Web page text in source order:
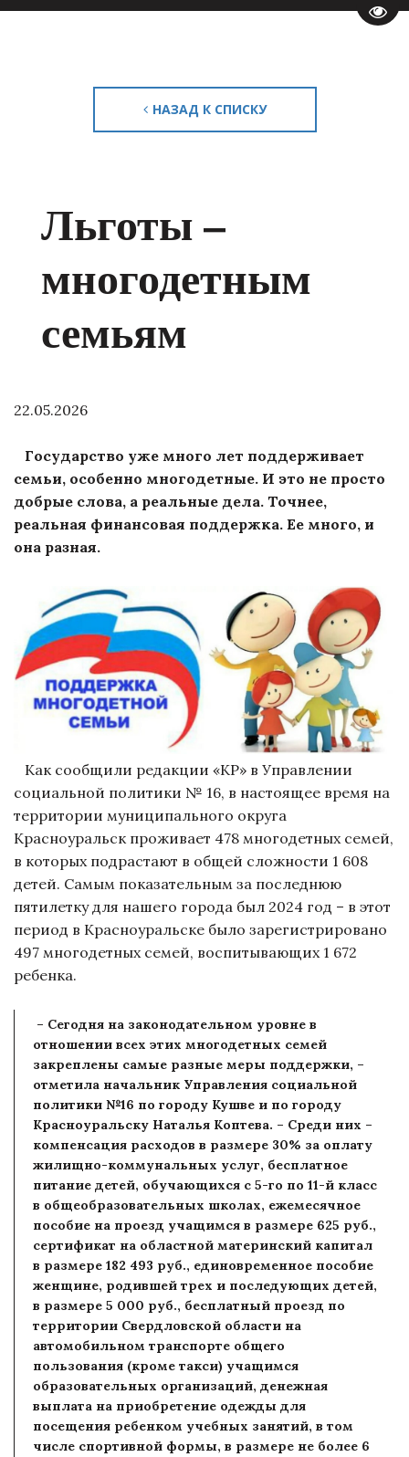
НАЗАД К СПИСКУ
Льготы –
многодетным
семьям
22.05.2026
Государство уже много лет поддерживает
семьи, особенно многодетные. И это не просто
добрые слова, а реальные дела. Точнее,
реальная финансовая поддержка. Ее много, и
она разная.
Как сообщили редакции «КР» в Управлении
социальной политики № 16, в настоящее время на
территории муниципального округа
Красноуральск проживает 478 многодетных семей,
в которых подрастают в общей сложности 1 608
детей. Самым показательным за последнюю
пятилетку для нашего города был 2024 год – в этот
период в Красноуральске было зарегистрировано
497 многодетных семей, воспитывающих 1 672
ребенка.
– Сегодня на законодательном уровне в
отношении всех этих многодетных семей
закреплены самые разные меры поддержки, –
отметила начальник Управления социальной
политики №16 по городу Кушве и по городу
Красноуральску Наталья Коптева. – Среди них –
компенсация расходов в размере 30% за оплату
жилищно-коммунальных услуг, бесплатное
питание детей, обучающихся с 5-го по 11-й класс
в общеобразовательных школах, ежемесячное
пособие на проезд учащимся в размере 625 руб.,
сертификат на областной материнский капитал
в размере 182 493 руб., единовременное пособие
женщине, родившей трех и последующих детей,
в размере 5 000 руб., бесплатный проезд по
территории Свердловской области на
автомобильном транспорте общего
пользования (кроме такси) учащимся
образовательных организаций, денежная
выплата на приобретение одежды для
посещения ребенком учебных занятий, в том
числе спортивной формы, в размере не более 6